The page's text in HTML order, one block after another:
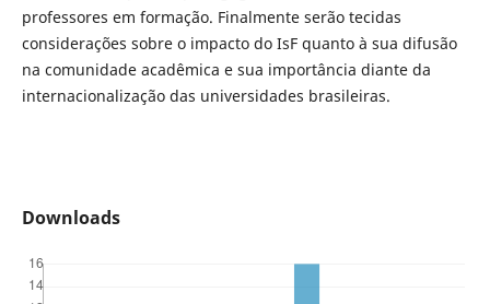
professores em formação. Finalmente serão tecidas
considerações sobre o impacto do IsF quanto à sua difusão
na comunidade acadêmica e sua importância diante da
internacionalização das universidades brasileiras.
Downloads